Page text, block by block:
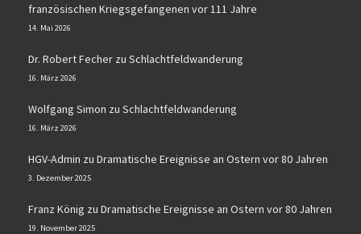
französischen Kriegsgefangenen vor 111 Jahre
14. Mai 2026
Dr. Robert Fecher zu Schlachtfeldwanderung
16. März 2026
Wolfgang Simon zu Schlachtfeldwanderung
16. März 2026
HGV-Admin zu Dramatische Ereignisse an Ostern vor 80 Jahren
3. Dezember 2025
Franz König zu Dramatische Ereignisse an Ostern vor 80 Jahren
19. November 2025